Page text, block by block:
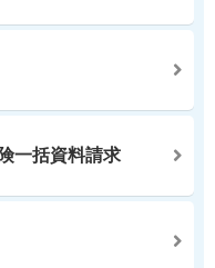
一括資料請求